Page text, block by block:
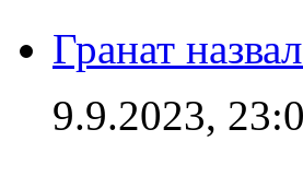
Гранат
9.9.2023,